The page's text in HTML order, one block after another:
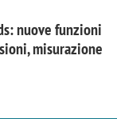
nuove funzioni
misurazione